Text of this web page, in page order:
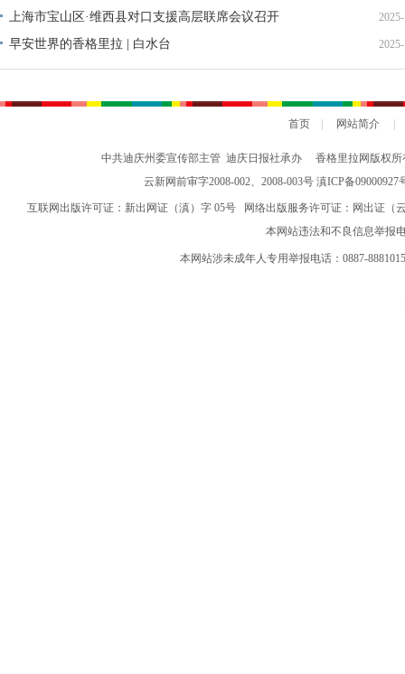
山水
上海市宝山区·维西县对口支援高层联席会议召开
早安世界的香格里拉 | 白水台